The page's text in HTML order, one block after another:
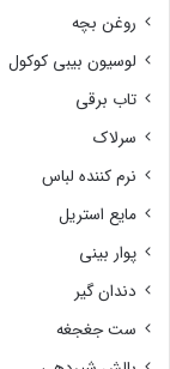
روغن بچه
لوسیون بیبی کوکول
تاب برقی
سرلاک
نرم کننده لباس
مایع استریل
پوار بینی
دندان گیر
ست جغجغه